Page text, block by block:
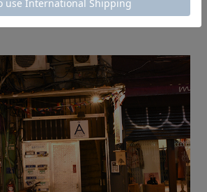
たい、なんてときはシェアがおすすめ。